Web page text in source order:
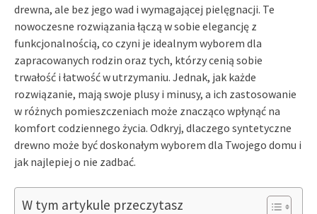
drewna, ale bez jego wad i wymagającej pielęgnacji. Te
nowoczesne rozwiązania łączą w sobie elegancję z
funkcjonalnością, co czyni je idealnym wyborem dla
zapracowanych rodzin oraz tych, którzy cenią sobie
trwałość i łatwość w utrzymaniu. Jednak, jak każde
rozwiązanie, mają swoje plusy i minusy, a ich zastosowanie
w różnych pomieszczeniach może znacząco wpłynąć na
komfort codziennego życia. Odkryj, dlaczego syntetyczne
drewno może być doskonałym wyborem dla Twojego domu i
jak najlepiej o nie zadbać.
W tym artykule przeczytasz